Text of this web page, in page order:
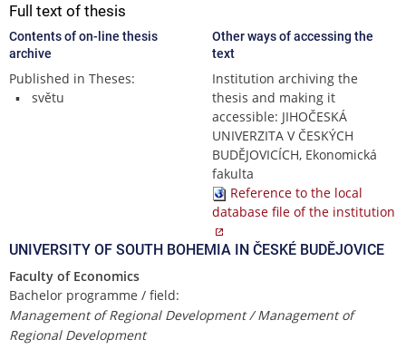
Full text of thesis
Contents of on-line thesis
archive
Published in Theses:
světu
Other ways of accessing the
text
Institution archiving the
thesis and making it
accessible: JIHOČESKÁ
UNIVERZITA V ČESKÝCH
BUDĚJOVICÍCH, Ekonomická
fakulta
Reference to the local
database file of the institution
UNIVERSITY OF SOUTH BOHEMIA IN ČESKÉ BUDĚJOVICE
Faculty of Economics
Bachelor programme / field:
Management of Regional Development / Management of
Regional Development